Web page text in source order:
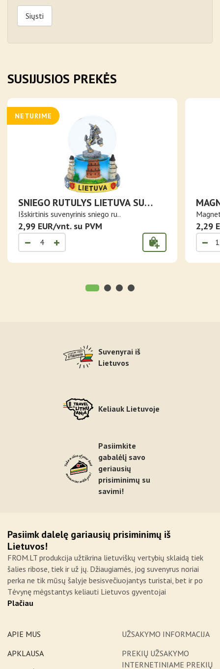
Siųsti
SUSIJUSIOS PREKĖS
NETURIME
SNIEGO RUTULYS LIETUVA SU
VYČIU IR LIETUVOS MIESTAIS
Išskirtinis suvenyrinis sniego ru..
2,99 EUR/vnt. su PVM 2,29
Suvenyrai iš
Lietuvos
Keliauk Lietuvoje
Pasiimkite
gabalėlį savo
geriausių
prisiminimų su
savimi!
Pasiimk dalelę gariausių prisiminimų iš
Lietuvos!
FROM.LT produkcija užtikrina lietuviškų vertybių sklaidą tiek
šalies ribose, tiek ir už jų. Džiaugiamės, jog suvenyrus noriai
perka ne tik mūsų šalyje besisvečiuojantys turistai, bet ir po
Tėvynę mėgstantys keliauti Lietuvos gyventojai
Plačiau
APIE MUS
APKLAUSA
UŽSAKYMO INFORMACIJA
PREKIŲ UŽSAKYMO
INTERNETINIAME PREKIŲ